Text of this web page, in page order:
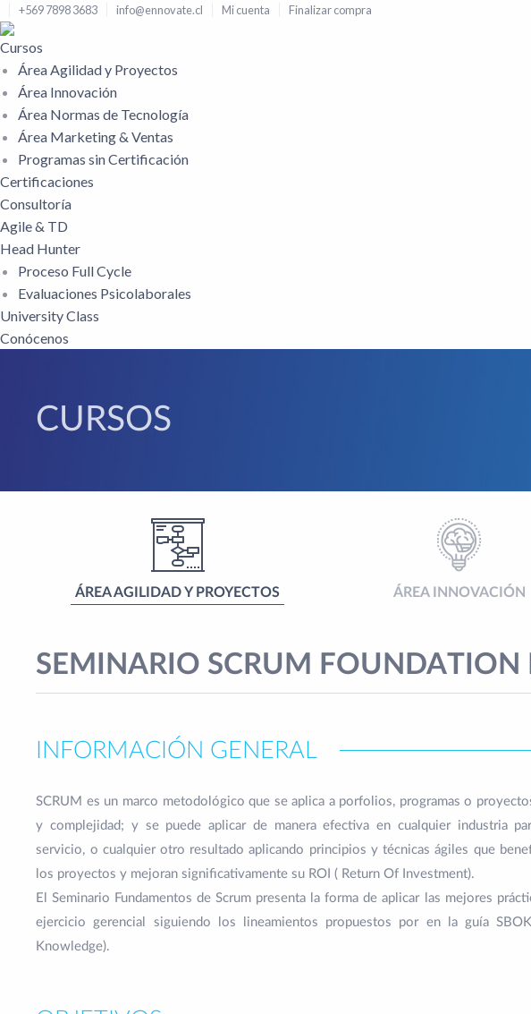
+569 7898 3683 info@ennovate.cl Mi cuenta Finalizar compra
Cursos
Área Agilidad y Proyectos
Área Innovación
Área Normas de Tecnología
Área Marketing & Ventas
Programas sin Certificación
Certificaciones
Consultoría
Agile & TD
Head Hunter
Proceso Full Cycle
Evaluaciones Psicolaborales
University Class
Conócenos
CURSOS
ÁREA AGILIDAD Y PROYECTOS ÁREA INNOVACIÓN
SEMINARIO SCRUM FOUNDATION
INFORMACIÓN GENERAL
SCRUM es un marco metodológico que se aplica a porfolios, programas o
y complejidad; y se puede aplicar de manera efectiva en cualquier industria
servicio, o cualquier otro resultado aplicando principios y técnicas ágiles que
los proyectos y mejoran significativamente su ROI ( Return Of Investment).
El Seminario Fundamentos de Scrum presenta la forma de aplicar las mejores
ejercicio gerencial siguiendo los lineamientos propuestos por en la guía
Knowledge).